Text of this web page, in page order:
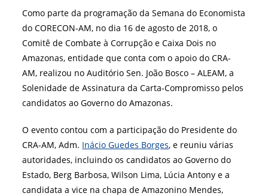
Como parte da programação da Semana do Economista
do CORECON-AM, no dia 16 de agosto de 2018, o
Comitê de Combate à Corrupção e Caixa Dois no
Amazonas, entidade que conta com o apoio do CRA-
AM, realizou no Auditório Sen. João Bosco – ALEAM, a
Solenidade de Assinatura da Carta-Compromisso pelos
candidatos ao Governo do Amazonas.
O evento contou com a participação do Presidente do
CRA-AM, Adm. Inácio Guedes Borges, e reuniu várias
autoridades, incluindo os candidatos ao Governo do
Estado, Berg Barbosa, Wilson Lima, Lúcia Antony e a
candidata a vice na chapa de Amazonino Mendes,